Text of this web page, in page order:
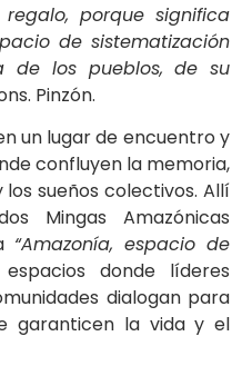
porque significa
de sistematización
los pueblos, de su
Pinzón.
un lugar de encuentro y
confluyen la memoria,
sueños colectivos. Allí
Mingas Amazónicas
“Amazonía, espacio de
donde líderes
dialogan para
garanticen la vida y el